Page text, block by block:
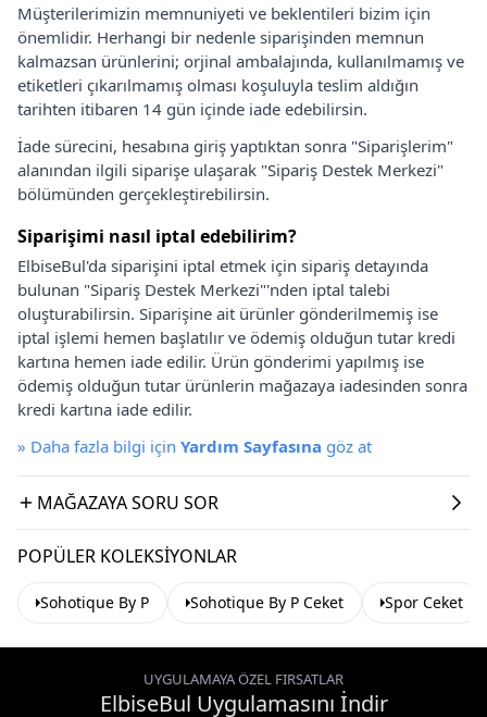
Müşterilerimizin memnuniyeti ve beklentileri bizim için
önemlidir. Herhangi bir nedenle siparişinden memnun
kalmazsan ürünlerini; orjinal ambalajında, kullanılmamış ve
etiketleri çıkarılmamış olması koşuluyla teslim aldığın
tarihten itibaren 14 gün içinde iade edebilirsin.
İade sürecini, hesabına giriş yaptıktan sonra "Siparişlerim"
alanından ilgili siparişe ulaşarak "Sipariş Destek Merkezi"
bölümünden gerçekleştirebilirsin.
Siparişimi nasıl iptal edebilirim?
ElbiseBul'da siparişini iptal etmek için sipariş detayında
bulunan "Sipariş Destek Merkezi"'nden iptal talebi
oluşturabilirsin. Siparişine ait ürünler gönderilmemiş ise
iptal işlemi hemen başlatılır ve ödemiş olduğun tutar kredi
kartına hemen iade edilir. Ürün gönderimi yapılmış ise
ödemiş olduğun tutar ürünlerin mağazaya iadesinden sonra
kredi kartına iade edilir.
» Daha fazla bilgi için Yardım Sayfasına göz at
MAĞAZAYA SORU SOR
POPÜLER KOLEKSIYONLAR
Sohotique By P Sohotique By P Ceket Spor Ceket
UYGULAMAYA ÖZEL FIRSATLAR
ElbiseBul Uygulamasını İndir